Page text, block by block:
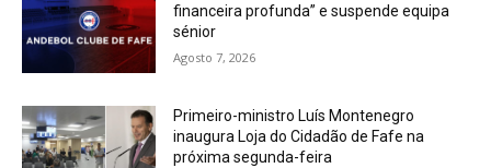
financeira profunda” e suspende equipa
sénior
Agosto 7, 2026
Primeiro-ministro Luís Montenegro
inaugura Loja do Cidadão de Fafe na
próxima segunda-feira